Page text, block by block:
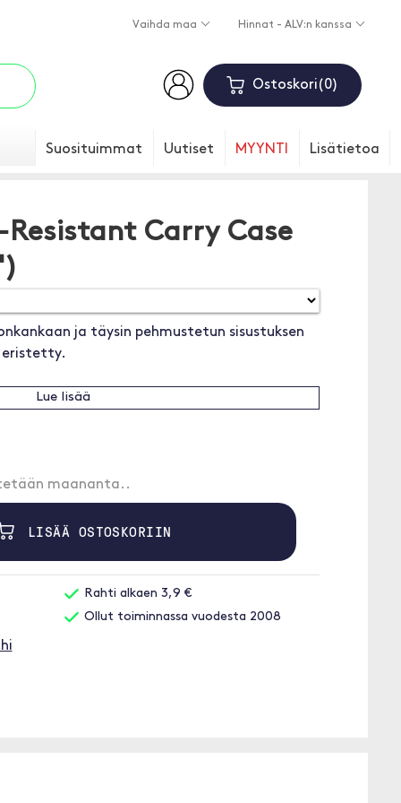
Vaihda maa Hinnat - ALV:n kanssa
Ostoskori 0
Suosituimmat Uutiset MYYNTI Lisätietoa
Carry Case
ja täysin pehmustetun sisustuksen
eristetty.
Lue lisää
maananta..
LISÄÄ OSTOSKORIIN
Rahti alkaen 3,9 €
Ollut toiminnassa vuodesta 2008